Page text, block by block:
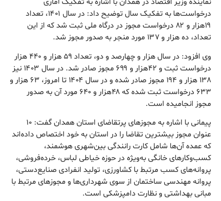
نماینده وزیر اقتصاد در همدان با اشاره به تفکیک آماری
درخواست‌ها به تفکیک سال توضیح داد: در سال ۱۴۰۱، تعداد
۱۹هزار و ۸۲ درخواست مجوز در درگاه ملی ثبت شد که از این
تعداد، ده هزار و ۱۳۷ مورد منجر به صدور مجوز شد.
وی افزود: در سال هزار و چهارصد و دو، تعداد ۵۹ هزار و ۴۴۰ هزار
درخواست ثبت و ۴۲هزار و ۶۹۹ مجوز صادر شد. در سال ۱۴۰۳ نیز
۱۳۸ هزار و ۱۹۴ مجوز صادر شده و در سال ۱۴۰۴ تا امروز، ۶۳ هزار و
۶۳۳ درخواست ثبت شده که ۴۸هزار و ۶۴۰ مورد آن به صدور
مجوز انجامیده است.
پیمانی با اشاره به مجوزهای پرتقاضای استان همدان گفت: ۱۰
عنوان مجوز بیشترین تقاضا را در استان به خود اختصاص داده‌اند
که عمده آن‌ها شامل کارت رانندگی بین‌شهری هوشمند،
کسب‌وکارهای خانگی به‌ویژه در حوزه خیاطی لباس، خرده‌فروشی،
پروانه‌های کسب مرتبط با کشاورزی، تولید انفرادی صنایع‌دستی،
پروانه مهندسی ساختمان از سوی شهرداری‌ها و مجوزهای مرتبط با
مبانی بهداشتی و نظارت دامپزشکی است.